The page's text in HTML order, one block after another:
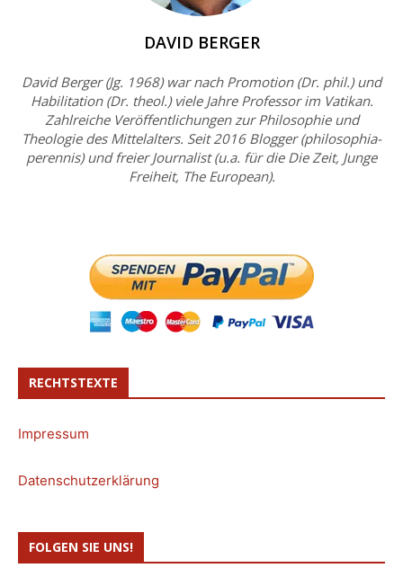
DAVID BERGER
David Berger (Jg. 1968) war nach Promotion (Dr. phil.) und
Habilitation (Dr. theol.) viele Jahre Professor im Vatikan.
Zahlreiche Veröffentlichungen zur Philosophie und
Theologie des Mittelalters. Seit 2016 Blogger (philosophia-
perennis) und freier Journalist (u.a. für die Die Zeit, Junge
Freiheit, The European).
RECHTSTEXTE
Impressum
Datenschutzerklärung
FOLGEN SIE UNS!